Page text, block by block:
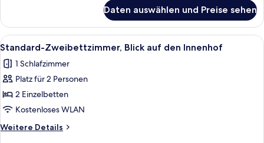
Doppelzimmer,
Queen-
Stadtblick
Daten auswählen und Preise sehen
Alle
Fotos
für
Standard-
Zweibettzimmer,
Blick
auf
den
Ein Zimmer mit zwei Betten, einem
7
Standard-Zweibettzimmer, Blick auf den Innenhof
1 Schlafzimmer
Platz für 2 Personen
2 Einzelbetten
Kostenloses WLAN
Weitere Details
Weitere